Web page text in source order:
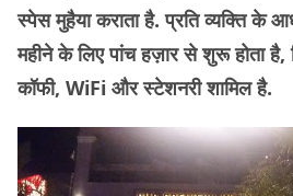
स्पेस मुहैया कराता है. प्रति व्यक्ति के
महीने के लिए पांच हज़ार से शुरू होता
कॉफी, WiFi और स्टेशनरी शामिल है.